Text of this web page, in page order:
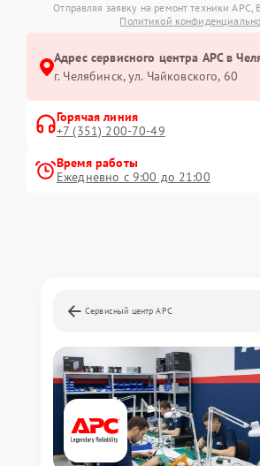
Отправляя заявку на ремонт техники APC,
Политикой
Адрес сервисного центра APC в
г. Челябинск, ул. Чайковского, 60
Горячая линия
+7 (351) 200-70-49
Время работы
Ежедневно с 9:00 до 21:00
Сервисный центр APC